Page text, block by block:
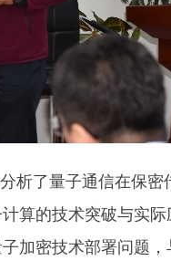
了量子通信在保密
算的技术突破与实
加密技术部署问题